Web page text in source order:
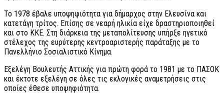
Το 1978 έβαλε υποψηφιότητα για δήμαρχος στην Ελευσίνα και
κατετάγη τρίτος. Επίσης σε νεαρή ηλικία είχε δραστηριοποιηθεί
και στο ΚΚΕ. Στη διάρκεια της μεταπολίτευσης υπήρξε ηγετικό
στέλεχος της ευρύτερης κεντροαριστερής παράταξης με το
Πανελλήνιο Σοσιαλιστικό Κίνημα.
Εξελέγη Βουλευτής Αττικής για πρώτη φορά το 1981 με το ΠΑΣΟΚ
και έκτοτε εξελέγη σε όλες τις εκλογικές αναμετρήσεις στις
οποίες έθεσε υποψηφιότητα.